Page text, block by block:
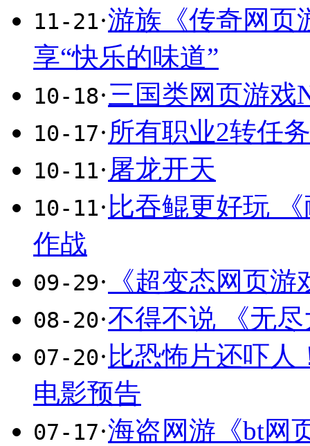
11-21·游族《传奇网页
享“快乐的味道”
10-18·三国类网页游戏
10-17·所有职业2转任
10-11· 屠龙开天
10-11· 比吞鲲更好玩
作战
09-29· 《超变态网页
08-20·不得不说 《无
07-20· 比恐怖片还吓人
电影预告
07-17·海盗网游《bt网